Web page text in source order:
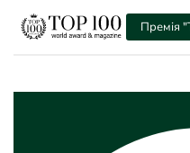
Премія